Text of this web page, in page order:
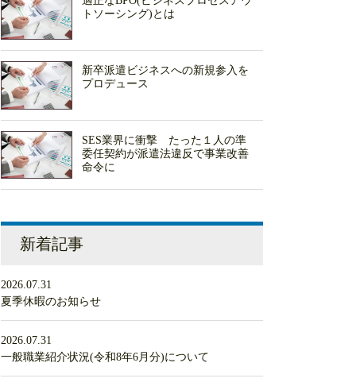
トソーシング)とは
新卒派遣ビジネスへの新規参入を
プロデュース
SES業界に衝撃 たった１人の準
委任契約が派遣法違反で事業改善
命令に
新着記事
2026.07.31
夏季休暇のお知らせ
2026.07.31
一般職業紹介状況(令和8年6月分)について